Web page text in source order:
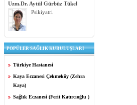
Uzm.Dr. Aytül Gürbüz Tükel
Psikiyatri
POPÜLER SAĞLIK KURULUŞLARI
Türkiye Hastanesi
Kaya Eczanesi Çekmeköy (Zehra
Kaya)
Sağlık Eczanesi (Ferit Katırcıoğlu )